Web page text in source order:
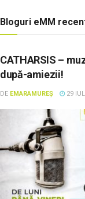
Bloguri eMM
CATHARSIS –
după-amiezii!
DE EMARAMUREȘ 29